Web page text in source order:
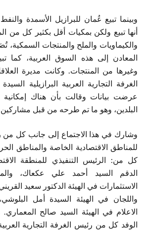
وبينما تبيع عُمان للبرازيل الأسمدة
أنها تبيع ولكن بمكيات أقل بكثير كل من
والكيماويات والملح والمنتجات السمكية،
المعادن إلى هذه السوق العربية، كما
وغيرها من المنتجات. وكانت مديرة
الغرفة التجارية العربية البرازيلية السيدة
عرضت بيانات وقالت بأن هناك إمكانية
البلدين، وهو ما تم طرحه من قبل
وشارك في هذا الاجتماع إلى جانب كل من
كل من: الرئيس التنفيذي للمنطقة
الدقم السيد أحمد علي عكعاك،
الاستثمارات في الهيئة الدكتور سعيد
واللجان في الهيئة السيدة أمل
الاعلام في الهيئة السيد صالح
الوفد كل من رئيس الغرفة التجارية العربية